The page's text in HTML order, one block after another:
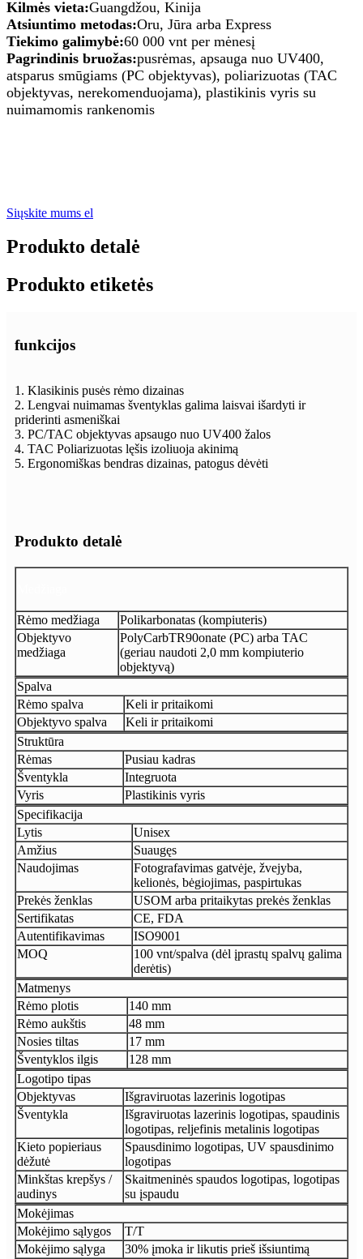
Kilmės vieta:Guangdžou, Kinija
Atsiuntimo metodas:Oru, Jūra arba Express
Tiekimo galimybė:60 000 vnt per mėnesį
Pagrindinis bruožas:pusrėmas, apsauga nuo UV400,
atsparus smūgiams (PC objektyvas), poliarizuotas (TAC
objektyvas, nerekomenduojama), plastikinis vyris su
nuimamomis rankenomis
Siųskite mums el
Produkto detalė
Produkto etiketės
funkcijos
1. Klasikinis pusės rėmo dizainas
2. Lengvai nuimamas šventyklas galima laisvai išardyti ir
priderinti asmeniškai
3. PC/TAC objektyvas apsaugo nuo UV400 žalos
4. TAC Poliarizuotas lęšis izoliuoja akinimą
5. Ergonomiškas bendras dizainas, patogus dėvėti
Produkto detalė
Rėmo medžiaga
Polikarbonatas (kompiuteris)
Objektyvo
medžiaga
PolyCarbTR90onate (PC) arba TAC
(geriau naudoti 2,0 mm kompiuterio
objektyvą)
Spalva
Rėmo spalva
Keli ir pritaikomi
Objektyvo spalva
Keli ir pritaikomi
Struktūra
Rėmas
Pusiau kadras
Šventykla
Integruota
Vyris
Plastikinis vyris
Specifikacija
Lytis
Unisex
Amžius
Suaugęs
Naudojimas
Fotografavimas gatvėje, žvejyba,
kelionės, bėgiojimas, paspirtukas
Prekės ženklas
USOM arba pritaikytas prekės ženklas
Sertifikatas
CE, FDA
Autentifikavimas
ISO9001
MOQ
100 vnt/spalva (dėl įprastų spalvų galima
derėtis)
Matmenys
Rėmo plotis
140 mm
Rėmo aukštis
48 mm
Nosies tiltas
17 mm
Šventyklos ilgis
128 mm
Logotipo tipas
Objektyvas
Išgraviruotas lazerinis logotipas
Šventykla
Išgraviruotas lazerinis logotipas, spaudinis
logotipas, reljefinis metalinis logotipas
Kieto popieriaus
dėžutė
Spausdinimo logotipas, UV spausdinimo
logotipas
Minkštas krepšys /
audinys
Skaitmeninės spaudos logotipas, logotipas
su įspaudu
Mokėjimas
Mokėjimo sąlygos
T/T
Mokėjimo sąlyga
30% įmoka ir likutis prieš išsiuntimą